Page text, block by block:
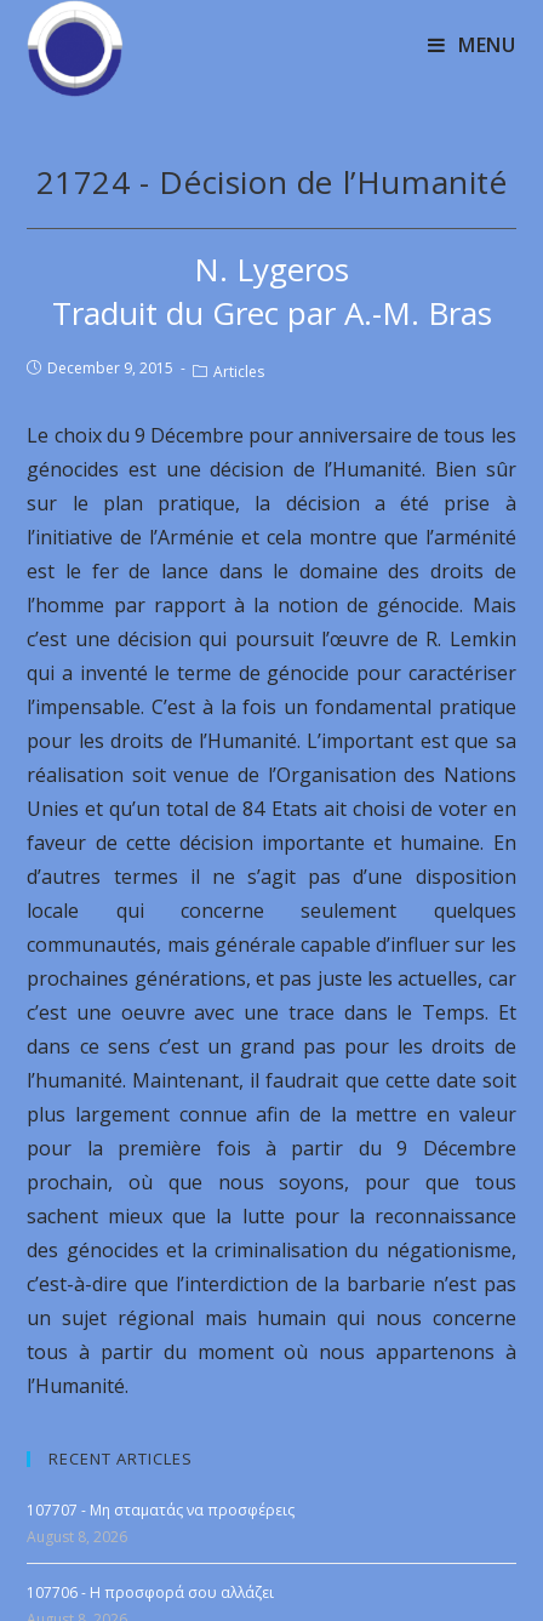
MENU
21724 - Décision de l’Humanité
N. Lygeros
Traduit du Grec par A.-M. Bras
December 9, 2015 Articles
Le choix du 9 Décembre pour anniversaire de tous les
génocides est une décision de l’Humanité. Bien sûr
sur le plan pratique, la décision a été prise à
l’initiative de l’Arménie et cela montre que l’arménité
est le fer de lance dans le domaine des droits de
l’homme par rapport à la notion de génocide. Mais
c’est une décision qui poursuit l’œuvre de R. Lemkin
qui a inventé le terme de génocide pour caractériser
l’impensable. C’est à la fois un fondamental pratique
pour les droits de l’Humanité. L’important est que sa
réalisation soit venue de l’Organisation des Nations
Unies et qu’un total de 84 Etats ait choisi de voter en
faveur de cette décision importante et humaine. En
d’autres termes il ne s’agit pas d’une disposition
locale qui concerne seulement quelques
communautés, mais générale capable d’influer sur les
prochaines générations, et pas juste les actuelles, car
c’est une oeuvre avec une trace dans le Temps. Et
dans ce sens c’est un grand pas pour les droits de
l’humanité. Maintenant, il faudrait que cette date soit
plus largement connue afin de la mettre en valeur
pour la première fois à partir du 9 Décembre
prochain, où que nous soyons, pour que tous
sachent mieux que la lutte pour la reconnaissance
des génocides et la criminalisation du négationisme,
c’est-à-dire que l’interdiction de la barbarie n’est pas
un sujet régional mais humain qui nous concerne
tous à partir du moment où nous appartenons à
l’Humanité.
RECENT ARTICLES
107707 - Μη σταματάς να προσφέρεις
August 8, 2026
107706 - Η προσφορά σου αλλάζει